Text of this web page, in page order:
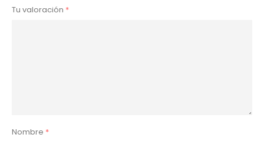
Tu valoración *
Nombre *